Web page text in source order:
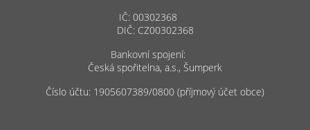
IČ: 00302368
DIČ: CZ00302368
Bankovní spojení:
Česká spořitelna, a.s., Šumperk
Číslo účtu: 1905607389/0800 (příjmový účet obce)